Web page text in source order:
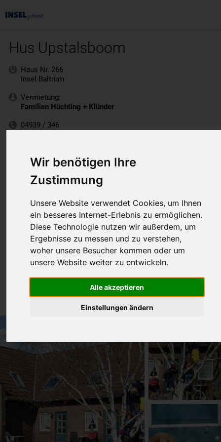
Wir benötigen Ihre
Zustimmung
Unsere Website verwendet Cookies, um Ihnen
ein besseres Internet-Erlebnis zu ermöglichen.
Diese Technologie nutzen wir außerdem, um
Ergebnisse zu messen und zu verstehen,
woher unsere Besucher kommen oder um
unsere Website weiter zu entwickeln.
Alle akzeptieren
Einstellungen ändern
Hus Upstalsboom
Haus Nr. 266
Insel Baltrum
Vermietung:
Familien Hüchting + Klünder
04939 / 346